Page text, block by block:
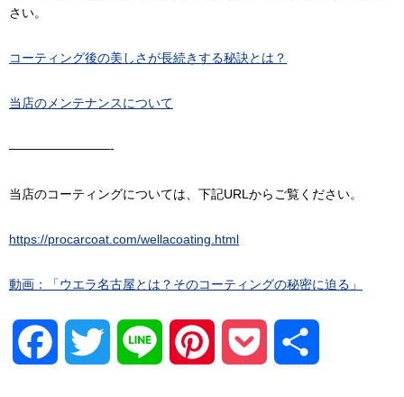
さい。
コーティング後の美しさが長続きする秘訣とは？
当店のメンテナンスについて
————————-
当店のコーティングについては、下記URLからご覧ください。
https://procarcoat.com/wellacoating.html
動画：「ウエラ名古屋とは？そのコーティングの秘密に迫る」
Facebook Twitter Line Pinterest Pocket